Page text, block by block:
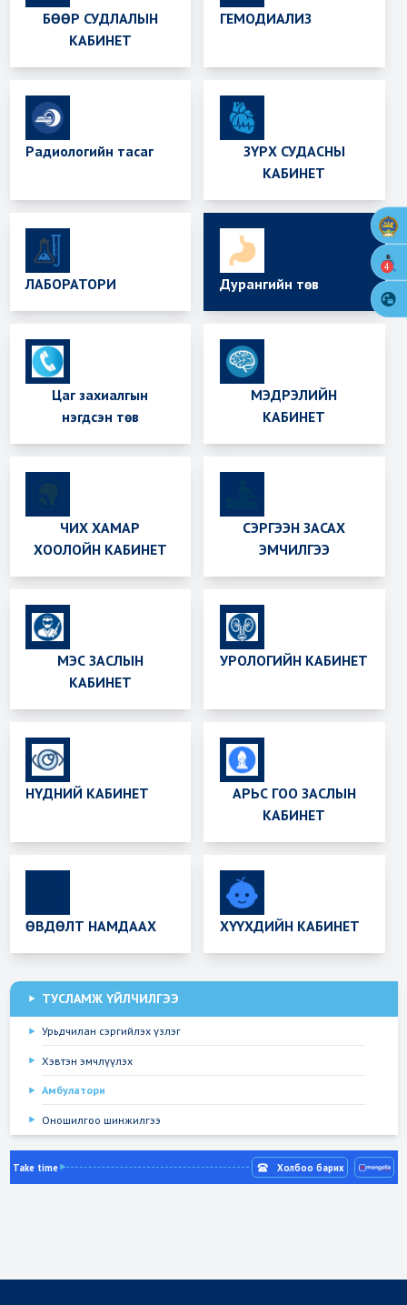
БӨӨР СУДЛАЛЫН
КАБИНЕТ
ГЕМОДИАЛИЗ
Радиологийн тасаг
ЗҮРХ СУДАСНЫ
КАБИНЕТ
ЛАБОРАТОРИ Дурангийн төв
Цаг захиалгын
нэгдсэн төв
МЭДРЭЛИЙН
КАБИНЕТ
ЧИХ ХАМАР
ХООЛОЙН КАБИНЕТ
СЭРГЭЭН ЗАСАХ
ЭМЧИЛГЭЭ
МЭС ЗАСЛЫН
КАБИНЕТ
УРОЛОГИЙН КАБИНЕТ
НҮДНИЙ КАБИНЕТ
АРЬС ГОО ЗАСЛЫН
КАБИНЕТ
ӨВДӨЛТ НАМДААХ ХҮҮХДИЙН КАБИНЕТ
ТУСЛАМЖ ҮЙЛЧИЛГЭЭ
Урьдчилан сэргийлэх үзлэг
Хэвтэн эмчлүүлэх
Амбулатори
Оношилгоо шинжилгээ
Take time Холбоо барих
4